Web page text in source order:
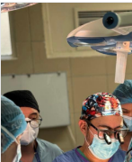
email